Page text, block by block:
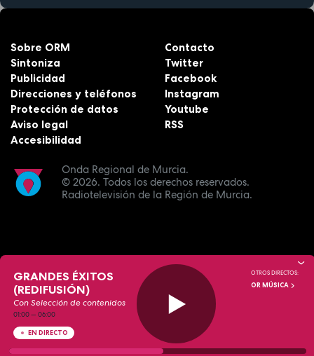
Onda Regional de Murcia.
© 2026. Todos los derechos reservados.
Radiotelevisión de la Región de Murcia.
Sobre ORM
Sintoniza
Publicidad
Direcciones y teléfonos
Protección de datos
Aviso legal
Accesibilidad
Contacto
Twitter
Facebook
Instagram
Youtube
RSS
GRANDES ÉXITOS
(REDIFUSIÓN)
Con Selección de contenidos
01:00—06:00
EN DIRECTO
OTROS DIRECTOS:
OR MÚSICA